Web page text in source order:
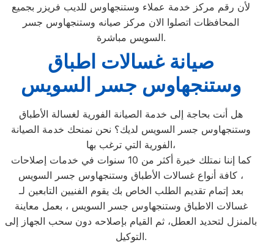
لأن رقم مركز خدمة عملاء وستنجهاوس للديب فريزر بجميع
المحافظات اتصلوا الان مركز صيانه وستنجهاوس جسر
السويس مباشرة.
صيانة غسالات اطباق
وستنجهاوس جسر السويس
هل أنت بحاجة إلى خدمة الصيانة الفورية لغسالة الأطباق
وستنجهاوس جسر السويس لديك؟ نحن نمنحك خدمة الصيانة
الفورية التي ترغب بها،
كما إننا نمتلك خبرة أكثر من 10 سنوات في خدمات إصلاحات
كافة أنواع غسالات الأطباق وستنجهاوس جسر السويس ،
بعد إتمام تقديم الطلب الخاص بك يقوم الفنيين التابعين لـ
غسالات الاطباق وستنجهاوس جسر السويس ، بعمل معاينة
بالمنزل لتحديد العطل، ثم القيام بإصلاحه دون سحب الجهاز إلى
التوكيل.